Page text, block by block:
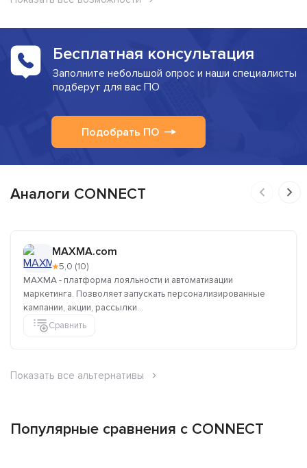
Бесплатная консультация
Заполните небольшой опрос и наши специалисты
подберут для вас ПО
Подобрать ПО
Аналоги CONNECT
MAXMA.com
★5,0 (10)
MAXMA - платформа лояльности и автоматизации
маркетинга. Позволяет запускать персонализированные
кампании, акции, рассылки...
Сравнить
Показать все альтернативы
Популярные сравнения с CONNECT